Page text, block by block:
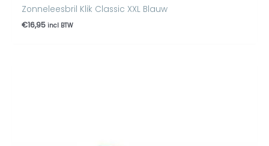
Zonneleesbril Klik Classic XXL Blauw
€16,95 incl BTW